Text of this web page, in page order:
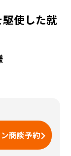
使した就
商談予約